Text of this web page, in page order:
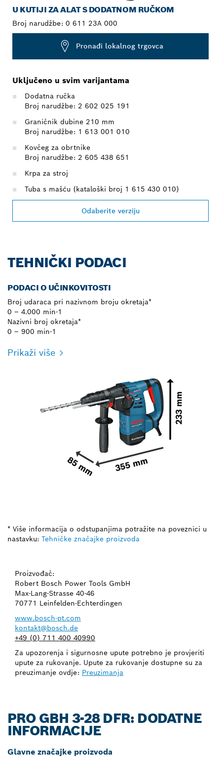
U KUTIJI ZA ALAT S DODATNOM RUČKOM
Broj narudžbe: 0 611 23A 000
Pronađi lokalnog trgovca
Uključeno u svim varijantama
Dodatna ručka
Broj narudžbe: 2 602 025 191
Graničnik dubine 210 mm
Broj narudžbe: 1 613 001 010
Kovčeg za obrtnike
Broj narudžbe: 2 605 438 651
Krpa za stroj
Tuba s mašću (kataloški broj 1 615 430 010)
Odaberite verziju
TEHNIČKI PODACI
PODACI O UČINKOVITOSTI
Broj udaraca pri nazivnom broju okretaja*
0 – 4.000 min-1
Nazivni broj okretaja*
0 – 900 min-1
Prikaži više
* Više informacija o odstupanjima potražite na poveznici u
nastavku: Tehničke značajke proizvoda
Proizvođač:
Robert Bosch Power Tools GmbH
Max-Lang-Strasse 40-46
70771 Leinfelden-Echterdingen
www.bosch-pt.com
kontakt@bosch.de
+49 (0) 711 400 40990
Za upozorenja i sigurnosne upute potrebno je provjeriti
upute za rukovanje. Upute za rukovanje dostupne su za
preuzimanje ovdje: Preuzimanja
PRO GBH 3-28 DFR: DODATNE
INFORMACIJE
Glavne značajke proizvoda